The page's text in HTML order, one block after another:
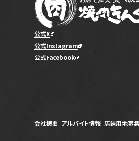
公式X
公式Instagram
公式Facebook
会社概要 アルバイト情報 店舗用地募集